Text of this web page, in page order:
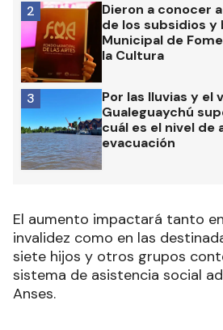
Dieron a conocer
de los subsidios y
Municipal de
la Cultura
2
Por las lluvias y el
Gualeguaychú
cuál es el nivel de
evacuación
3
El aumento impactará tanto
invalidez como en las
siete hijos y otros grupos
sistema de asistencia social
Anses.